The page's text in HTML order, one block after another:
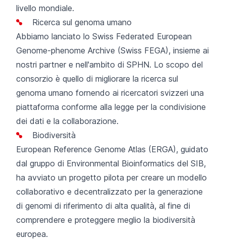
livello mondiale.
Ricerca sul genoma umano
Abbiamo lanciato lo Swiss Federated European
Genome-phenome Archive (Swiss FEGA), insieme ai
nostri partner e nell'ambito di SPHN. Lo scopo del
consorzio è quello di migliorare la ricerca sul
genoma umano fornendo ai ricercatori svizzeri una
piattaforma conforme alla legge per la condivisione
dei dati e la collaborazione.
Biodiversità
European Reference Genome Atlas (ERGA), guidato
dal gruppo di Environmental Bioinformatics del SIB,
ha avviato un progetto pilota per creare un modello
collaborativo e decentralizzato per la generazione
di genomi di riferimento di alta qualità, al fine di
comprendere e proteggere meglio la biodiversità
europea.